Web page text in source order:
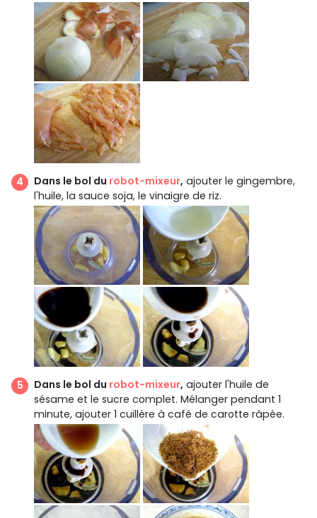
Dans le bol du robot-mixeur, ajouter le gingembre,
l'huile, la sauce soja, le vinaigre de riz.
Dans le bol du robot-mixeur, ajouter l'huile de
sésame et le sucre complet. Mélanger pendant 1
minute, ajouter 1 cuillère à café de carotte râpée.